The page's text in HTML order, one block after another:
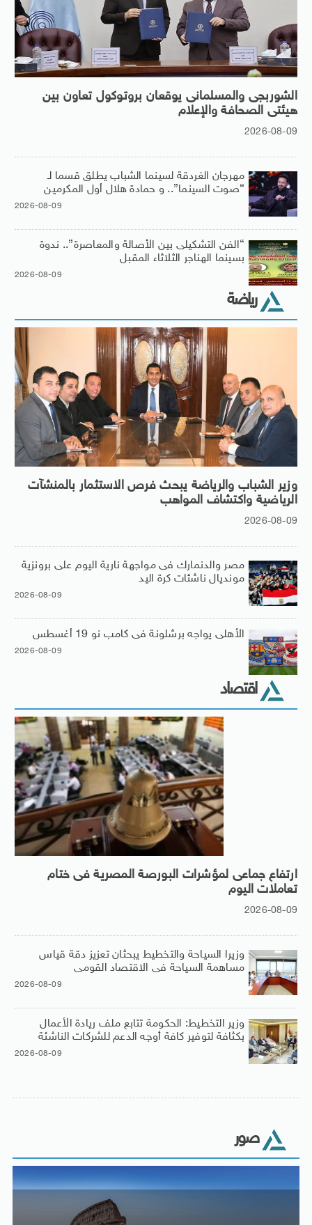
الشوربجى والمسلمانى يوقعان بروتوكول تعاون بين
هيئتى الصحافة والإعلام
2026-08-09
مهرجان الغردقة لسينما الشباب يطلق قسما لـ
“صوت السينما”.. و حمادة هلال أول المكرمين
2026-08-09
“الفن التشكيلى بين الأصالة والمعاصرة”.. ندوة
بسينما الهناجر الثلاثاء المقبل
2026-08-09
رياضة
وزير الشباب والرياضة يبحث فرص الاستثمار بالمنشآت
الرياضية واكتشاف المواهب
2026-08-09
مصر والدنمارك فى مواجهة نارية اليوم على برونزية
مونديال ناشئات كرة اليد
2026-08-09
الأهلى يواجه برشلونة فى كامب نو 19 أغسطس
2026-08-09
اقتصاد
ارتفاع جماعى لمؤشرات البورصة المصرية فى ختام
تعاملات اليوم
2026-08-09
وزيرا السياحة والتخطيط يبحثان تعزيز دقة قياس
مساهمة السياحة فى الاقتصاد القومى
2026-08-09
وزير التخطيط: الحكومة تتابع ملف ريادة الأعمال
بكثافة لتوفير كافة أوجه الدعم للشركات الناشئة
2026-08-09
صور